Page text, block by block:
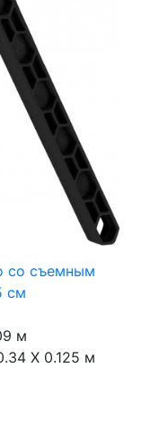
со съемным
см
м
X 0.125 м